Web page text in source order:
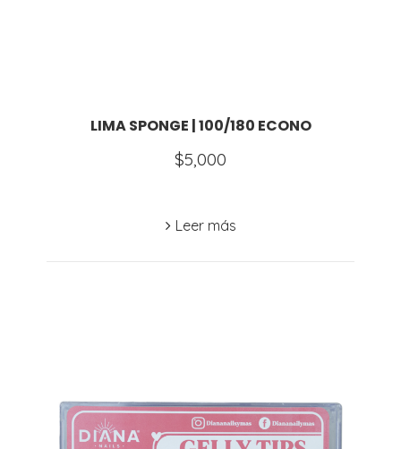
LIMA SPONGE | 100/180 ECONO
$5,000
Leer más